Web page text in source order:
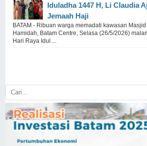
Iduladha 1447 H, Li Claudia
Jemaah Haji
BATAM - Ribuan warga memadati kawasan
Hamidah, Batam Centre, Selasa (26/5/2026)
Hari Raya Idul ...